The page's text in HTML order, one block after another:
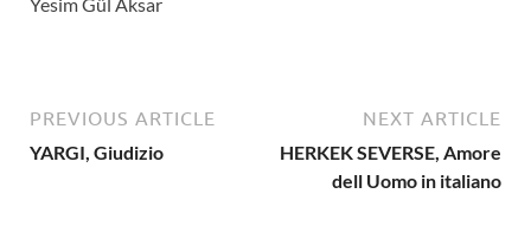
PREVIOUS ARTICLE
YARGI, Giudizio
NEXT ARTICLE
HERKEK SEVERSE, Amore
dell Uomo in italiano